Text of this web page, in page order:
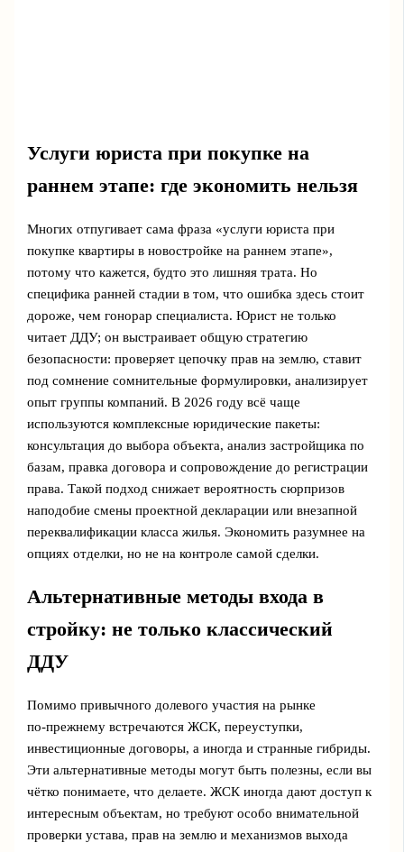
Услуги юриста при покупке на
раннем этапе: где экономить нельзя
Многих отпугивает сама фраза «услуги юриста при
покупке квартиры в новостройке на раннем этапе»,
потому что кажется, будто это лишняя трата. Но
специфика ранней стадии в том, что ошибка здесь стоит
дороже, чем гонорар специалиста. Юрист не только
читает ДДУ; он выстраивает общую стратегию
безопасности: проверяет цепочку прав на землю, ставит
под сомнение сомнительные формулировки, анализирует
опыт группы компаний. В 2026 году всё чаще
используются комплексные юридические пакеты:
консультация до выбора объекта, анализ застройщика по
базам, правка договора и сопровождение до регистрации
права. Такой подход снижает вероятность сюрпризов
наподобие смены проектной декларации или внезапной
переквалификации класса жилья. Экономить разумнее на
опциях отделки, но не на контроле самой сделки.
Альтернативные методы входа в
стройку: не только классический
ДДУ
Помимо привычного долевого участия на рынке
по‑прежнему встречаются ЖСК, переуступки,
инвестиционные договоры, а иногда и странные гибриды.
Эти альтернативные методы могут быть полезны, если вы
чётко понимаете, что делаете. ЖСК иногда дают доступ к
интересным объектам, но требуют особо внимательной
проверки устава, прав на землю и механизмов выхода